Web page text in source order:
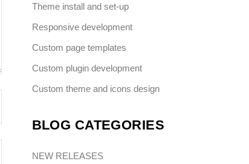
Theme install and set-up
Responsive development
Custom page templates
Custom plugin development
Custom theme and icons design
BLOG CATEGORIES
NEW RELEASES